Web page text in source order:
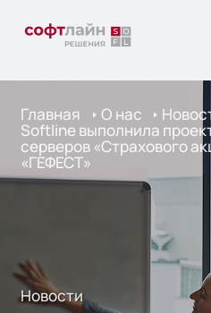
Главная О нас
Softline выполнила
серверов «Страхового
«ГЕФЕСТ»
Новости